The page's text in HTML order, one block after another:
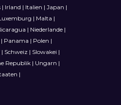
| Irland | Italien | Japan |
| Malta |
| Niederlande|
| Panama | Polen |
| Schweiz | Slowakei |
Republik| Ungarn |
|